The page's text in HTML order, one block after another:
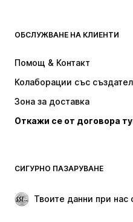
ADIDAS SPORTSWEAR
Baker by Ted Baker
ОБСЛУЖВАНЕ НА КЛИЕНТИ
Помощ & Контакт
Колаборации със
Зона за доставка
Откажи се от договора
СИГУРНО ПАЗАРУВАНЕ
Твоите данни при нас